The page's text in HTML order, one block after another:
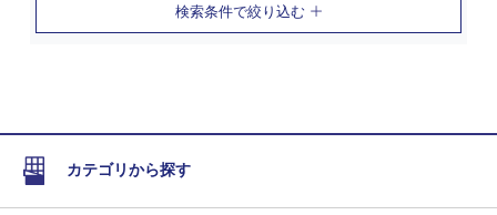
検索条件で絞り込む
カテゴリから探す